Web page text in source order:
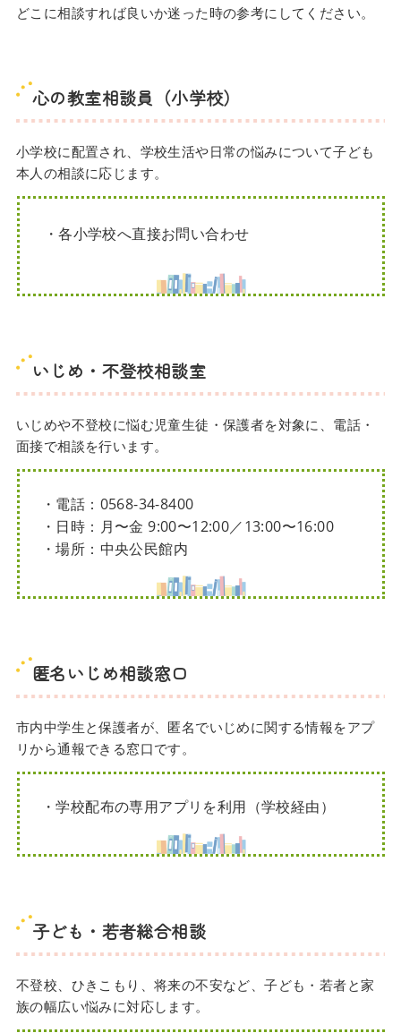
どこに相談すれば良いか迷った時の参考にしてください。
心の教室相談員（小学校）
小学校に配置され、学校生活や日常の悩みについて子ども
本人の相談に応じます。
・各小学校へ直接お問い合わせ
いじめ・不登校相談室
いじめや不登校に悩む児童生徒・保護者を対象に、電話・
面接で相談を行います。
・電話：0568-34-8400
・日時：月〜金 9:00〜12:00／13:00〜16:00
・場所：中央公民館内
匿名いじめ相談窓口
市内中学生と保護者が、匿名でいじめに関する情報をアプ
リから通報できる窓口です。
・学校配布の専用アプリを利用（学校経由）
子ども・若者総合相談
不登校、ひきこもり、将来の不安など、子ども・若者と家
族の幅広い悩みに対応します。